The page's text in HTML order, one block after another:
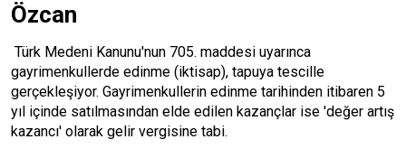
Özcan
Türk Medeni Kanunu'nun 705. maddesi uyarınca
gayrimenkullerde edinme (iktisap), tapuya tescille
gerçekleşiyor. Gayrimenkullerin edinme tarihinden itibaren 5
yıl içinde satılmasından elde edilen kazançlar ise 'değer artış
kazancı' olarak gelir vergisine tabi.